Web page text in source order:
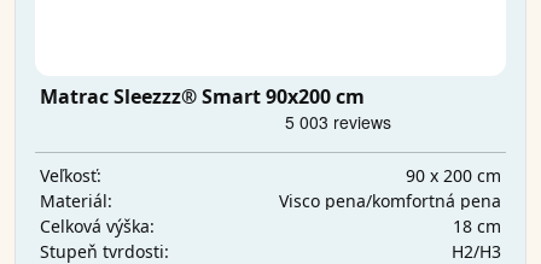
Matrac Sleezzz® Smart 90x200 cm
Veľkosť:
90 x 200 cm
Materiál:
Visco pena/komfortná pena
Celková výška:
18 cm
Stupeň tvrdosti:
H2/H3